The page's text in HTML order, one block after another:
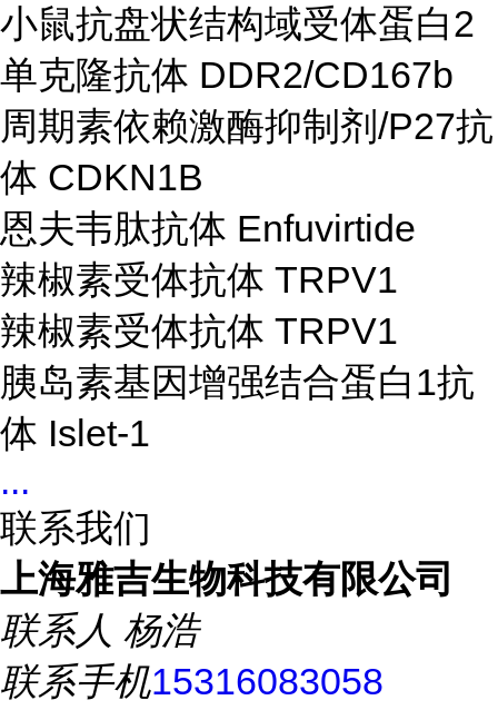
小鼠抗盘状结构域受体蛋白2
单克隆抗体 DDR2/CD167b
周期素依赖激酶抑制剂/P27抗
体 CDKN1B
恩夫韦肽抗体 Enfuvirtide
辣椒素受体抗体 TRPV1
辣椒素受体抗体 TRPV1
胰岛素基因增强结合蛋白1抗
体 Islet-1
...
联系我们
上海雅吉生物科技有限公司
联系人 杨浩
联系手机15316083058